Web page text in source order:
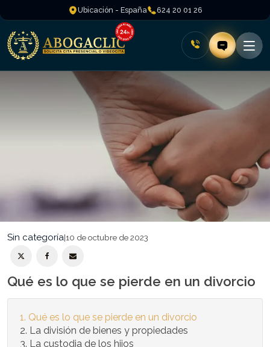
Ubicación - España 624 20 01 26
Sin categoría|10 de octubre de 2023
Qué es lo que se pierde en un divorcio
Qué es lo que se pierde en un divorcio
La división de bienes y propiedades
La custodia de los hijos